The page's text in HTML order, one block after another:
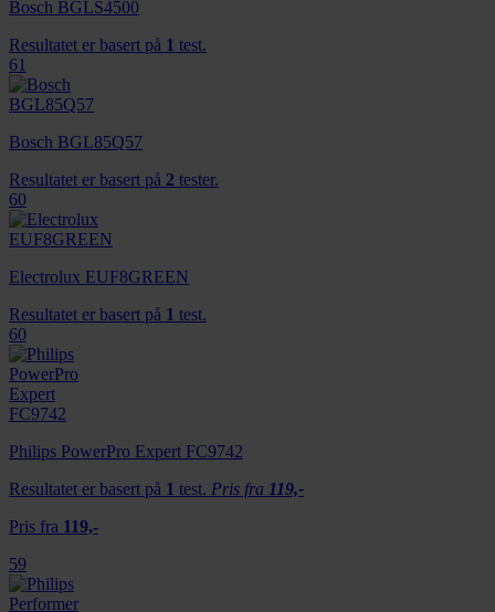
dessuten informasjon om hvordan du bruker nettstedet
vårt, med partnerne våre innen sosiale medier,
annonsering og analysearbeid, som kan kombinere den
med annen informasjon du har gjort tilgjengelig for dem,
eller som de har samlet inn gjennom din bruk av
tjenestene deres.
Bosch BGLS4500
Resultatet er basert på 1 test.
61
Bosch BGL85Q57
Resultatet er basert på 2 tester.
60
Electrolux EUF8GREEN
Resultatet er basert på 1 test.
60
Philips PowerPro Expert FC9742
Resultatet er basert på 1 test. Pris fra 119,-
Pris fra 119,-
59